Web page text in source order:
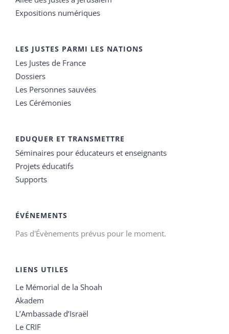
Expositions numériques
LES JUSTES PARMI LES NATIONS
Les Justes de France
Dossiers
Les Personnes sauvées
Les Cérémonies
EDUQUER ET TRANSMETTRE
Séminaires pour éducateurs et enseignants
Projets éducatifs
Supports
ÉVÉNEMENTS
Pas d'Évènements prévus pour le moment.
LIENS UTILES
Le Mémorial de la Shoah
Akadem
L’Ambassade d’Israël
Le CRIF